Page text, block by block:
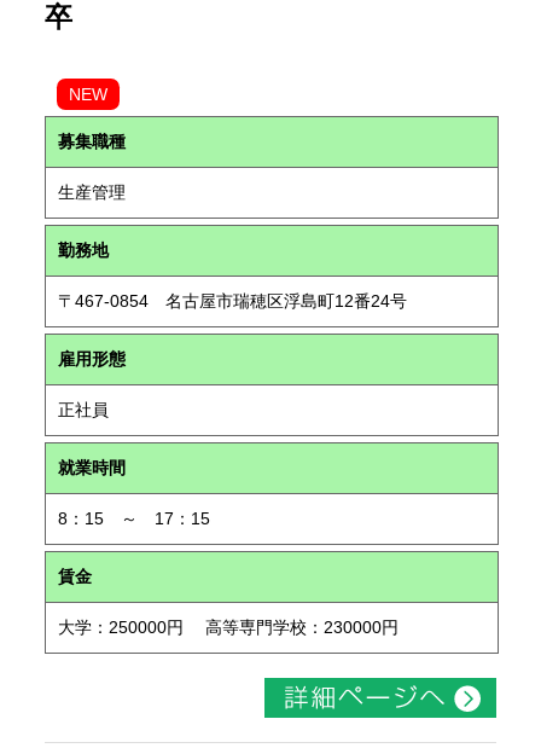
卒
NEW
募集職種
生産管理
勤務地
〒467-0854 名古屋市瑞穂区浮島町12番24号
雇用形態
正社員
就業時間
8：15 ～ 17：15
賃金
大学：250000円 高等専門学校：230000円